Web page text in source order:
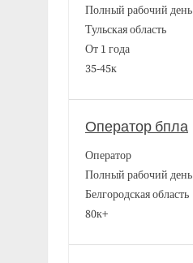
Полный рабочий день
Тульская область
От 1 года
35-45к
Оператор бпла
Оператор
Полный рабочий день
Белгородская область
80к+